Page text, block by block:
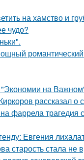
на хамство и
чудо?
романтический
"Экономии на
рассказал о
фаррела
Евгения
старость стала